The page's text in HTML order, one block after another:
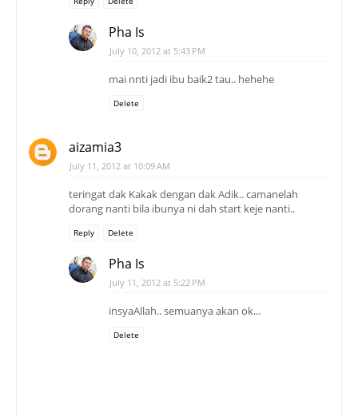
Pha Is
July 10, 2012 at 5:43 PM
mai nnti jadi ibu baik2 tau.. hehehe
Delete
aizamia3
July 11, 2012 at 10:09 AM
teringat dak Kakak dengan dak Adik.. camanelah
dorang nanti bila ibunya ni dah start keje nanti..
Reply Delete
Pha Is
July 11, 2012 at 5:22 PM
insyaAllah.. semuanya akan ok...
Delete